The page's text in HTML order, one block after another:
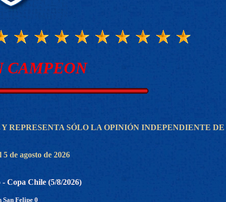
CAMPEON
REPRESENTA SÓLO LA OPINIÓN INDEPENDIENTE DE
de agosto de 2026
Copa Chile (5/8/2026)
San Felipe 0